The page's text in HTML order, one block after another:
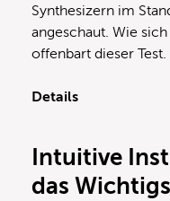
Synthesizern im
angeschaut. Wie
offenbart dieser Test.
Details
Intuitive
das